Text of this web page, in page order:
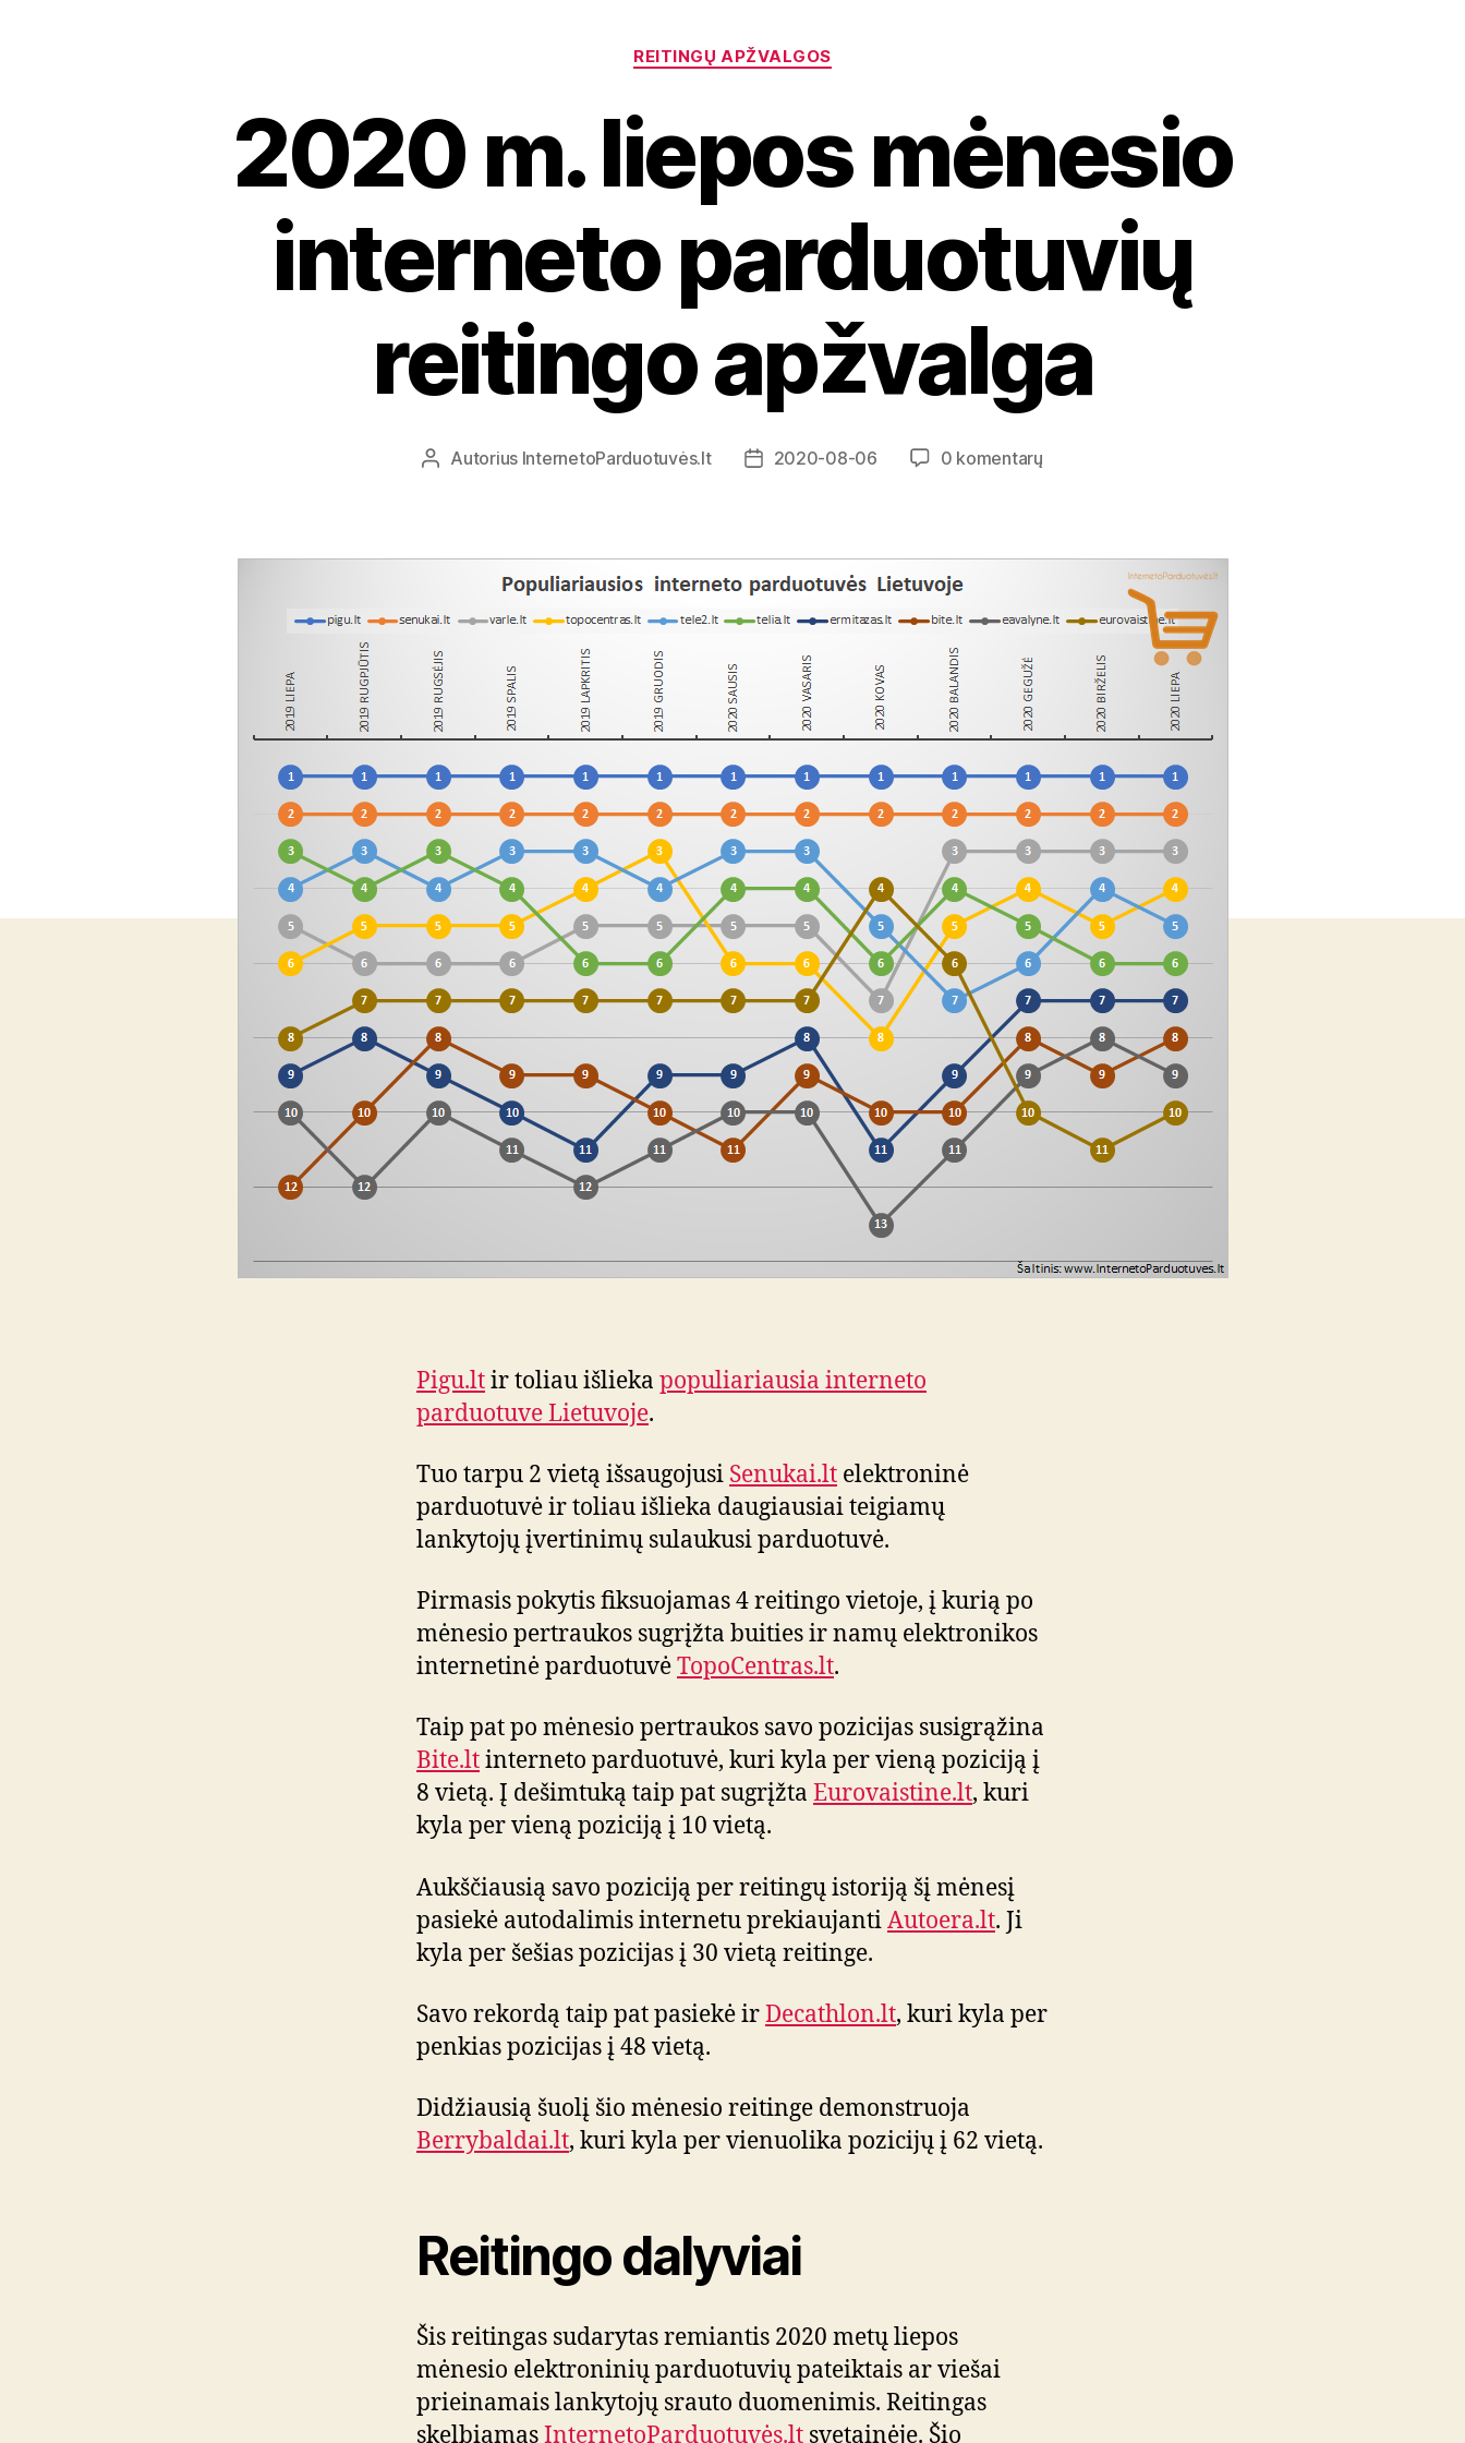
Kategorijos
REITINGŲ APŽVALGOS
2020 m. liepos mėnesio
interneto parduotuvių
reitingo apžvalga
ĮrašoAutorius InternetoParduotuvės.lt
Įrašo2020-08-06 0 komentarųįraše
mėnesio
parduotuvių
apžvalga
Pigu.ltir toliau išlieka populiariausia interneto
parduotuve Lietuvoje.
Tuo tarpu 2 vietą išsaugojusi Senukai.lt elektroninė
parduotuvė ir toliau išlieka daugiausiai teigiamų
lankytojų įvertinimų sulaukusi parduotuvė.
Pirmasis pokytis fiksuojamas 4 reitingo vietoje, į kurią po
mėnesio pertraukos sugrįžta buities ir namų elektronikos
internetinė parduotuvėTopoCentras.lt.
Taip pat po mėnesio pertraukos savo pozicijas susigrąžina
Bite.ltinterneto parduotuvė, kuri kyla per vieną poziciją į
8 vietą. Į dešimtuką taip pat sugrįžta Eurovaistine.lt, kuri
kyla per vieną poziciją į 10 vietą.
Aukščiausią savo poziciją per reitingų istoriją šį mėnesį
pasiekė autodalimis internetu prekiaujantiAutoera.lt. Ji
kyla per šešias pozicijas į 30 vietą reitinge.
Savo rekordą taip pat pasiekė irDecathlon.lt, kuri kyla per
penkias pozicijas į 48 vietą.
Didžiausią šuolį šio mėnesio reitinge demonstruoja
Berrybaldai.lt, kuri kyla per vienuolika pozicijų į 62 vietą.
Reitingo dalyviai
Šis reitingas sudarytas remiantis 2020 metų liepos
mėnesio elektroninių parduotuvių pateiktais ar viešai
prieinamais lankytojų srauto duomenimis. Reitingas
skelbiamasInternetoParduotuvės.lt svetainėje. Šio